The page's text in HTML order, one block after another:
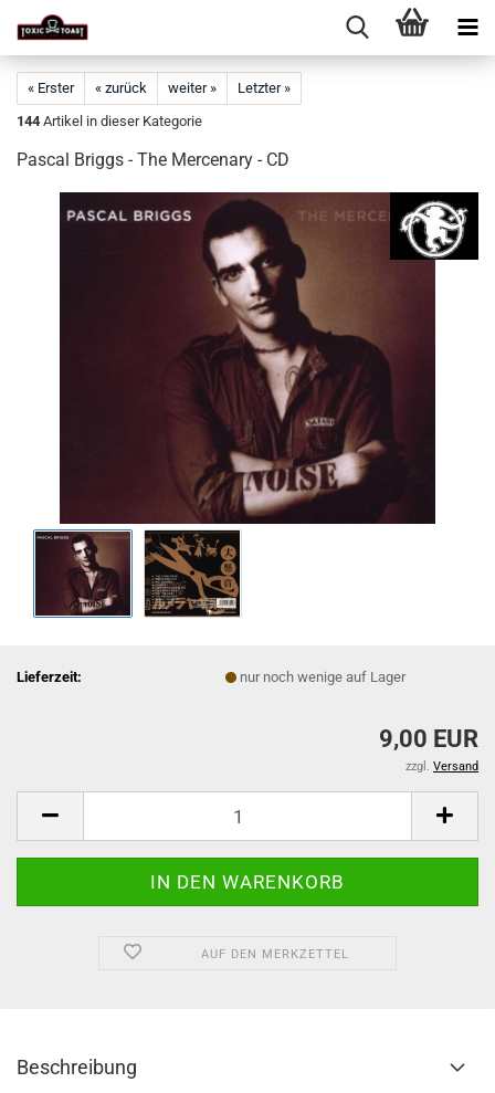
« Erster « zurück weiter »
Letzter »
144 Artikel in dieser Kategorie
Pascal Briggs - The Mercenary - CD
Lieferzeit: nur noch wenige auf Lager
9,00 EUR
zzgl. Versand
AUF DEN MERKZETTEL
Beschreibung